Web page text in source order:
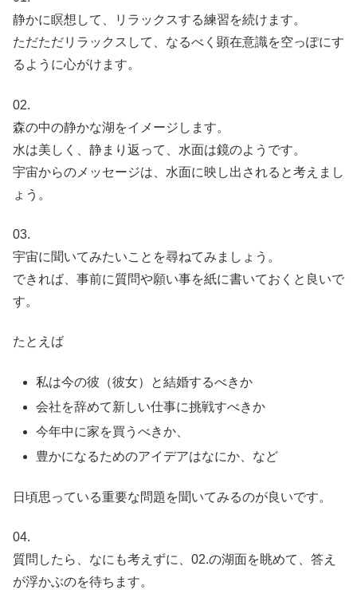
静かに瞑想して、リラックスする練習を続けます。
ただただリラックスして、なるべく顕在意識を空っぽにす
るように心がけます。
02.
森の中の静かな湖をイメージします。
水は美しく、静まり返って、水面は鏡のようです。
宇宙からのメッセージは、水面に映し出されると考えまし
ょう。
03.
宇宙に聞いてみたいことを尋ねてみましょう。
できれば、事前に質問や願い事を紙に書いておくと良いで
す。
たとえば
私は今の彼（彼女）と結婚するべきか
会社を辞めて新しい仕事に挑戦すべきか
今年中に家を買うべきか、
豊かになるためのアイデアはなにか、など
日頃思っている重要な問題を聞いてみるのが良いです。
04.
質問したら、なにも考えずに、02.の湖面を眺めて、答え
が浮かぶのを待ちます。